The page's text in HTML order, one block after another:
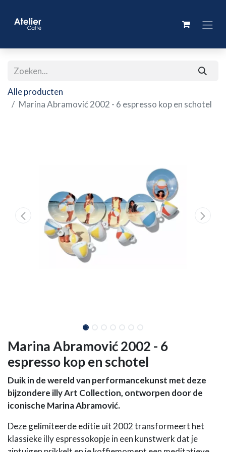
Alle producten
Marina Abramović 2002 - 6 espresso kop en schotel
Marina Abramović 2002 - 6
espresso kop en schotel
Duik in de wereld van performancekunst met deze
bijzondere illy Art Collection, ontworpen door de
iconische Marina Abramović.
Deze gelimiteerde editie uit 2002 transformeert het
klassieke illy espressokopje in een kunstwerk dat je